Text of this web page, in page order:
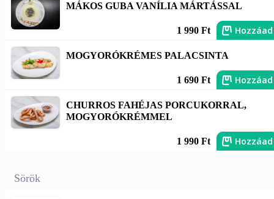
MÁKOS GUBA VANÍLIA MÁRTÁSSAL
1 990 Ft Hozzáad
MOGYORÓKRÉMES PALACSINTA
1 690 Ft Hozzáad
CHURROS FAHÉJAS PORCUKORRAL,
MOGYORÓKRÉMMEL
1 990 Ft Hozzáad
Sörök